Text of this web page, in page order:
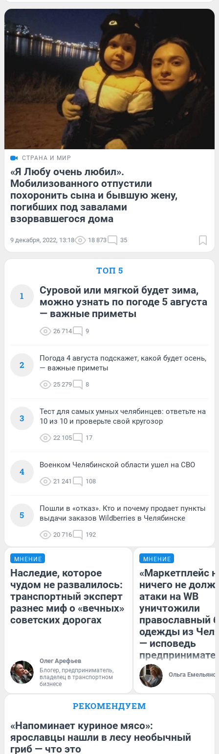
СТРАНА И МИР
«Я Любу очень любил».
Мобилизованного отпустили
похоронить сына и бывшую жену,
погибших под завалами
взорвавшегося дома
9 декабря, 2022, 13:18 18 873 35
ТОП 5
1
Суровой или мягкой будет зима,
можно узнать по погоде 5 августа
— важные приметы
26 714 9
2
Погода 4 августа подскажет, какой будет осень,
— важные приметы
25 279 8
3
Тест для самых умных челябинцев: ответьте на
10 из 10 и проверьте свой кругозор
22 105 17
4
Военком Челябинской области ушел на СВО
21 241 108
5
Пошли в «отказ». Кто и почему продает пункты
выдачи заказов Wildberries в Челябинске
20 716 192
МНЕНИЕ
Наследие, которое
чудом не развалилось:
транспортный эксперт
разнес миф о «вечных»
советских дорогах
Олег Арефьев
Блогер, предприниматель,
владелец в транспортном
бизнесе
МНЕНИЕ
«Маркетплейс
ничего не
атаки на WB
уничтожили
православный
одежды из
— исповедь
Ольга
РЕКОМЕНДУЕМ
«Напоминает куриное мясо»:
ярославцы нашли в лесу необычный
гриб — что это